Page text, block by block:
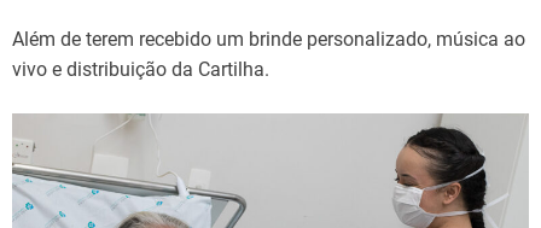
Além de terem recebido um brinde personalizado, música ao
vivo e distribuição da Cartilha.